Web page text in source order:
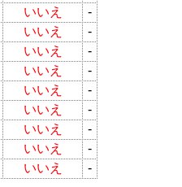
いいえ
-
いいえ
-
いいえ
-
いいえ
-
いいえ
-
いいえ
-
いいえ
-
いいえ
-
いいえ -